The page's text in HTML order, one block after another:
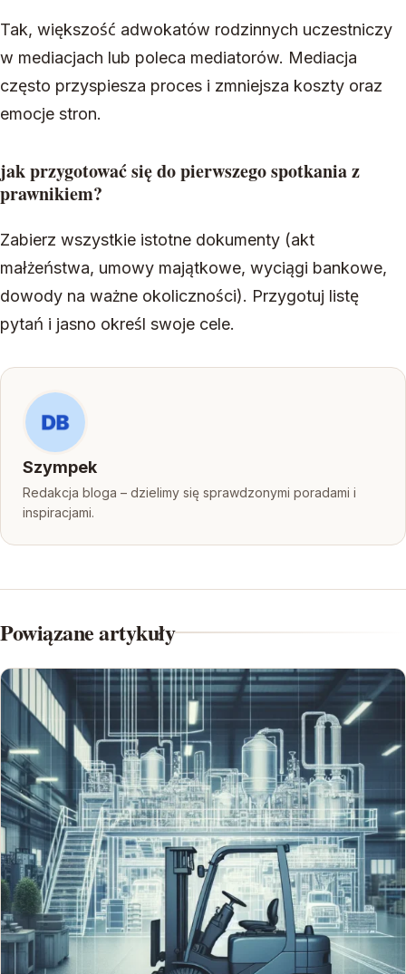
Tak, większość adwokatów rodzinnych uczestniczy
w mediacjach lub poleca mediatorów. Mediacja
często przyspiesza proces i zmniejsza koszty oraz
emocje stron.
jak przygotować się do pierwszego spotkania z
prawnikiem?
Zabierz wszystkie istotne dokumenty (akt
małżeństwa, umowy majątkowe, wyciągi bankowe,
dowody na ważne okoliczności). Przygotuj listę
pytań i jasno określ swoje cele.
Szympek
Redakcja bloga – dzielimy się sprawdzonymi poradami i
inspiracjami.
Powiązane artykuły